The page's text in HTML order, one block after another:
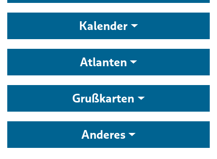
Kalender
Atlanten
Grußkarten
Anderes